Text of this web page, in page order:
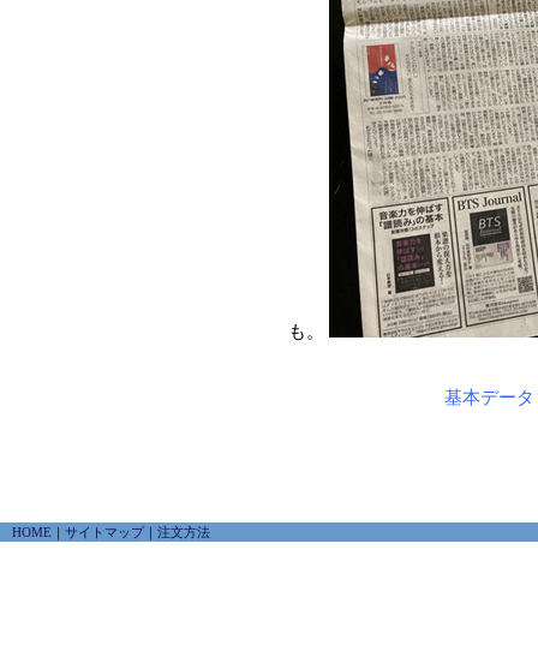
も。
基本データ
HOME サイトマップ 注文方法